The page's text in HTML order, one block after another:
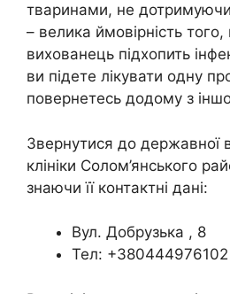
тваринами, не
– велика ймовірність
вихованець підхопить
ви підете лікувати одну
повернетесь додому з
Звернутися до державної
клініки Солом’янського
знаючи її контактні дані:
Вул. Добрузька , 8
Тел: +380444976102